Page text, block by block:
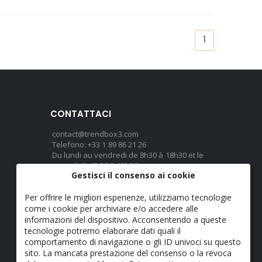
1
CONTATTACI
contact@trendbox3.com
Telefono: +33 1 89 86 21 26
Du lundi au vendredi de 8h30 à 18h30 et le
samedi de 8h30 à 13h30
LINGUA
Italiano
Gestisci il consenso ai cookie
Per offrire le migliori esperienze, utilizziamo tecnologie
come i cookie per archiviare e/o accedere alle
informazioni del dispositivo. Acconsentendo a queste
tecnologie potremo elaborare dati quali il
comportamento di navigazione o gli ID univoci su questo
sito. La mancata prestazione del consenso o la revoca